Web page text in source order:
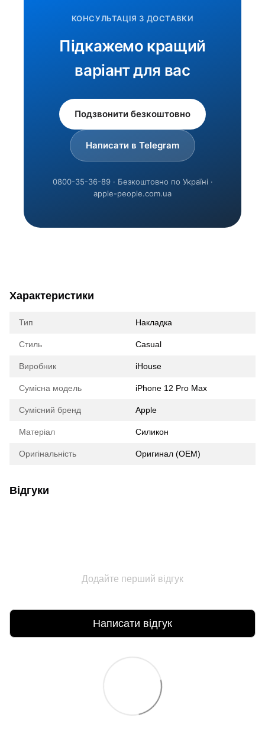
КОНСУЛЬТАЦІЯ З ДОСТАВКИ
Підкажемо кращий
варіант для вас
Подзвонити безкоштовно
Написати в Telegram
0800-35-36-89 · Безкоштовно по Україні ·
apple-people.com.ua
Характеристики
Тип Накладка
Стиль Casual
Виробник iHouse
Сумісна модель iPhone 12 Pro Max
Сумісний бренд Apple
Матеріал Силикон
Оригінальність Оригинал (ОЕМ)
Відгуки
Додайте перший відгук
Написати відгук